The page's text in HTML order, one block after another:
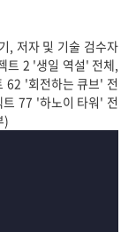
, 저자 및 기술 검수자
트 2 '생일 역설' 전체,
62 '회전하는 큐브' 전
77 '하노이 타워' 전
)